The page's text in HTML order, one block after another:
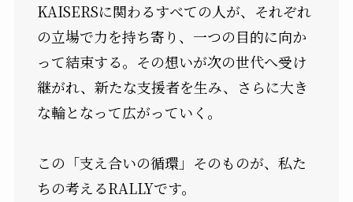
KAISERSに関わるすべての人が、それぞれ
の立場で力を持ち寄り、一つの目的に向か
って結束する。その想いが次の世代へ受け
継がれ、新たな支援者を生み、さらに大き
な輪となって広がっていく――。
この「支え合いの循環」そのものが、私た
ちの考えるRALLYです。